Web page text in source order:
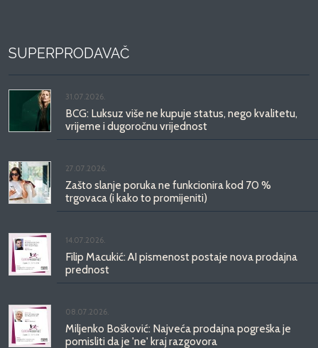
SUPERPRODAVAČ
31.07.2026.
BCG: Luksuz više ne kupuje status, nego kvalitetu,
vrijeme i dugoročnu vrijednost
27.07.2026.
Zašto slanje poruka ne funkcionira kod 70 %
trgovaca (i kako to promijeniti)
14.07.2026.
Filip Macukić: AI pismenost postaje nova prodajna
prednost
08.07.2026.
Miljenko Bošković: Najveća prodajna pogreška je
pomisliti da je 'ne' kraj razgovora